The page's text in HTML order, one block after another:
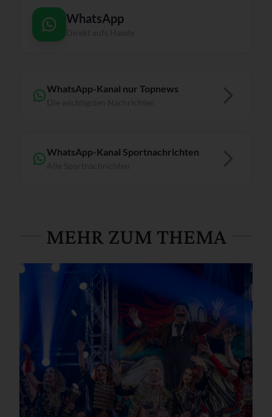
WhatsApp
WhatsApp-Kanal nur Topnews
WhatsApp-Kanal Sportnachrichten
MEHR ZUM THEMA